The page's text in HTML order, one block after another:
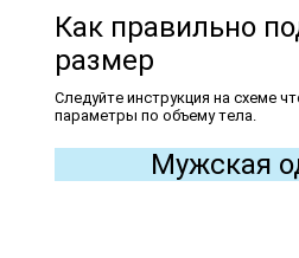
Как правильно
размер
Следуйте инструкция на схеме
параметры по объему тела.
Мужская